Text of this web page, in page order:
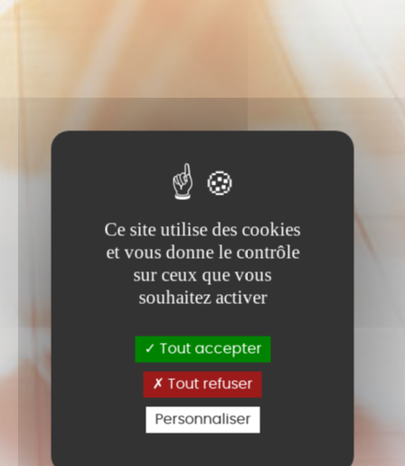
Ce site utilise des cookies
et vous donne le contrôle
sur ceux que vous
souhaitez activer
Tout accepter
Tout refuser
Personnaliser